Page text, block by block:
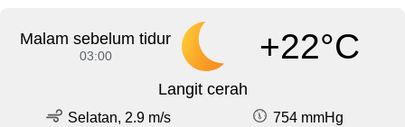
Malam sebelum tidur
03:00 +22°C
Langit cerah
Selatan, 2.9 m/s
754 mmHg